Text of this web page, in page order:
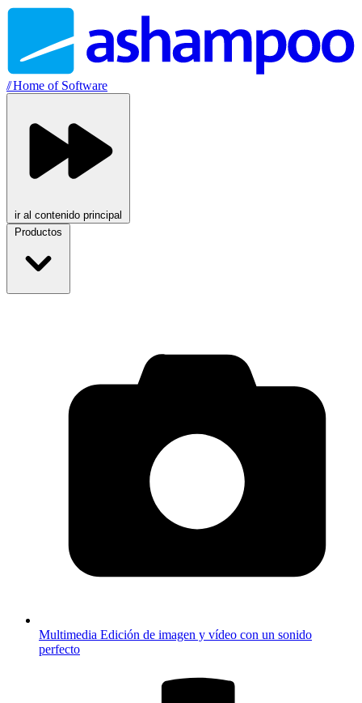
//Home of Software
ir al contenido principal
Productos
Multimedia Edición de imagen y vídeo con un sonido
perfecto